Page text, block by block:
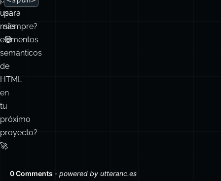
usar
más
elementos
semánticos
de
HTML
en
tu
próximo
proyecto?
🚀
para
siempre?
😅